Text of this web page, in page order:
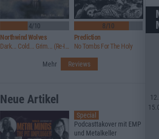
4/10
Northwind Wolves
Dark... Cold... Grim... (Re-Issue)
8/10
Prediction
No Tombs For The Holy
Mehr Reviews
Neue Artikel
Special
Podcasttakover mit EMP
und Metalkeller